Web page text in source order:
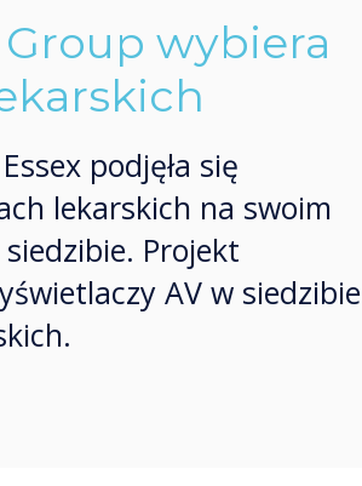
wybiera
podjęła się
lekarskich na swoim
Projekt
AV w siedzibie